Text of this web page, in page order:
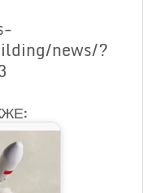
news/?